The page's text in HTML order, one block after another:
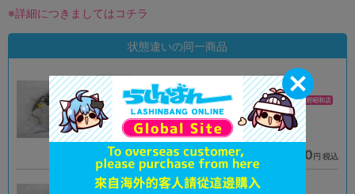
※詳細につきましてはコチラ
状態違いの同一商品
状態 :
オンライン
4,990円 税込
状態 : A
イオンモール甲府昭和店
3,890円 税込
状態 :A